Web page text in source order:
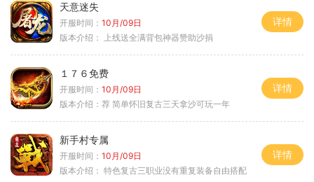
天意迷失
开服时间： 10月/09日
版本介绍：
上线送全满背包神器赞助沙捐
详情
１７６免费
开服时间： 10月/09日
版本介绍： 荐 简单怀旧复古三天拿沙可玩一年
详情
新手村专属
开服时间： 10月/09日
版本介绍： 特色复古三职业没有重复装备自由搭配
详情